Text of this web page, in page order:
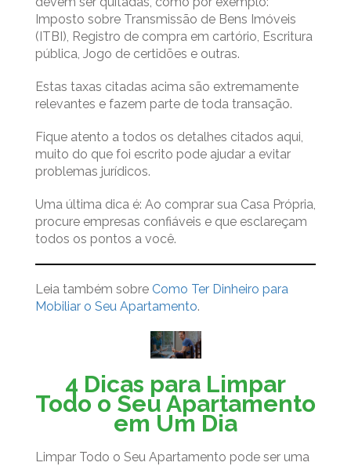
Imposto sobre Transmissão de Bens Imóveis
(ITBI), Registro de compra em cartório, Escritura
pública, Jogo de certidões e outras.
Estas taxas citadas acima são extremamente
relevantes e fazem parte de toda transação.
Fique atento a todos os detalhes citados aqui,
muito do que foi escrito pode ajudar a evitar
problemas jurídicos.
Uma última dica é: Ao comprar sua Casa Própria,
procure empresas confiáveis e que esclareçam
todos os pontos a você.
Leia também sobre Como Ter Dinheiro para
Mobiliar o Seu Apartamento.
4 Dicas para Limpar
Todo o Seu Apartamento
em Um Dia
Limpar Todo o Seu Apartamento pode ser uma